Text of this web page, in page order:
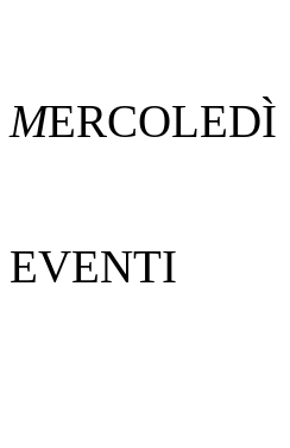
MERCOLEDÌ
EVENTI